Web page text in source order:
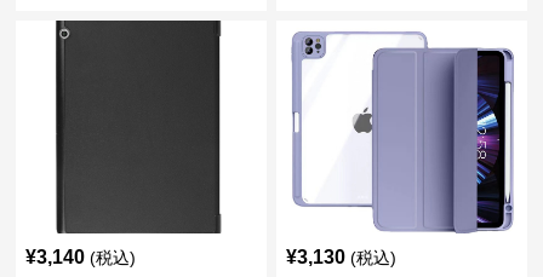
¥3,140 (税込) ¥3,130 (税込)